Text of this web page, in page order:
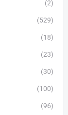
(2)
(529)
(18)
(23)
(30)
(100)
(96)